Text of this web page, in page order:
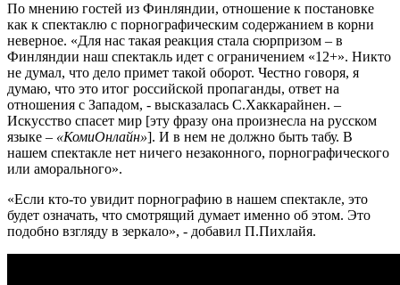
По мнению гостей из Финляндии, отношение к постановке
как к спектаклю с порнографическим содержанием в корни
неверное. «Для нас такая реакция стала сюрпризом – в
Финляндии наш спектакль идет с ограничением «12+». Никто
не думал, что дело примет такой оборот. Честно говоря, я
думаю, что это итог российской пропаганды, ответ на
отношения с Западом, - высказалась С.Хаккарайнен. –
Искусство спасет мир [эту фразу она произнесла на русском
языке – «КомиОнлайн»]. И в нем не должно быть табу. В
нашем спектакле нет ничего незаконного, порнографического
или аморального».
«Если кто-то увидит порнографию в нашем спектакле, это
будет означать, что смотрящий думает именно об этом. Это
подобно взгляду в зеркало», - добавил П.Пихлайя.